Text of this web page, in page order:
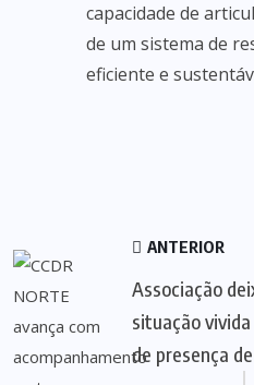
capacidade de
de um sistema de
eficiente e
ANTERIOR
Associação
situação
de presença